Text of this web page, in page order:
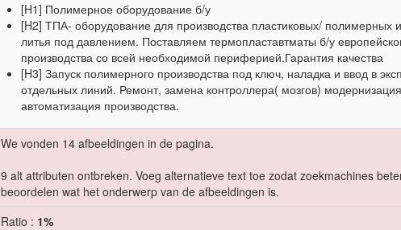
[H1] Полимерное оборудование б/у
[H2] ТПА- оборудование для производства пластиковых/ полимерных
литья под давлением. Поставляем термопластавтматы б/у
производства со всей необходимой периферией.Гарантия качества
[H3] Запуск полимерного производства под ключ, наладка и ввод в
отдельных линий. Ремонт, замена контроллера( мозгов)
автоматизация производства.
We vonden 14 afbeeldingen in de pagina.
9 alt attributen ontbreken. Voeg alternatieve text toe zodat zoekmachines
beoordelen wat het onderwerp van de afbeeldingen is.
Ratio : 1%